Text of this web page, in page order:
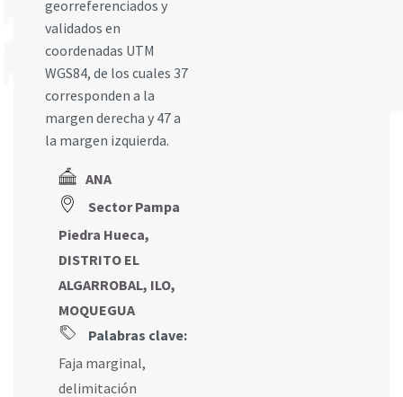
georreferenciados y
validados en
coordenadas UTM
WGS84, de los cuales 37
corresponden a la
margen derecha y 47 a
la margen izquierda.
ANA
Sector Pampa
Piedra Hueca,
DISTRITO EL
ALGARROBAL, ILO,
MOQUEGUA
Palabras clave:
Faja marginal,
delimitación